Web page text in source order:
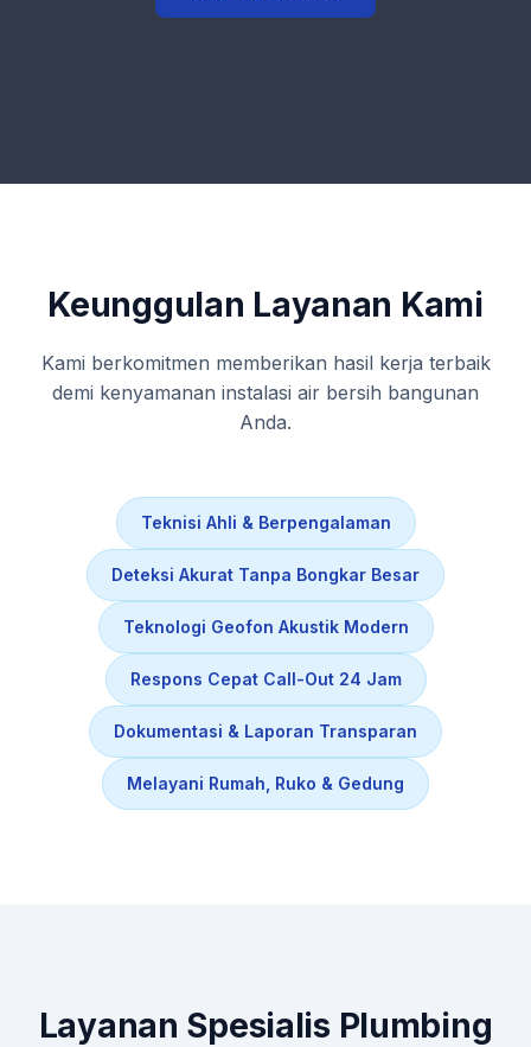
Keunggulan Layanan Kami
Kami berkomitmen memberikan hasil kerja terbaik
demi kenyamanan instalasi air bersih bangunan
Anda.
Teknisi Ahli & Berpengalaman
Deteksi Akurat Tanpa Bongkar Besar
Teknologi Geofon Akustik Modern
Respons Cepat Call-Out 24 Jam
Dokumentasi & Laporan Transparan
Melayani Rumah, Ruko & Gedung
Layanan Spesialis Plumbing